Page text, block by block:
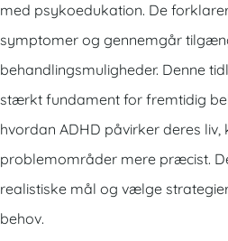
med psykoedukation. De
symptomer og gennemgår
behandlingsmuligheder. Denne
stærkt fundament for fremtidig
hvordan ADHD påvirker deres liv,
problemområder mere præcist.
realistiske mål og vælge
behov.